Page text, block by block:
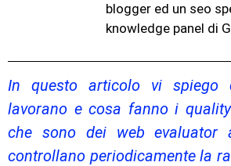
blogger ed un seo
knowledge panel di
In questo articolo vi spiego
lavorano e cosa fanno i
che sono dei web evaluator
controllano periodicamente la